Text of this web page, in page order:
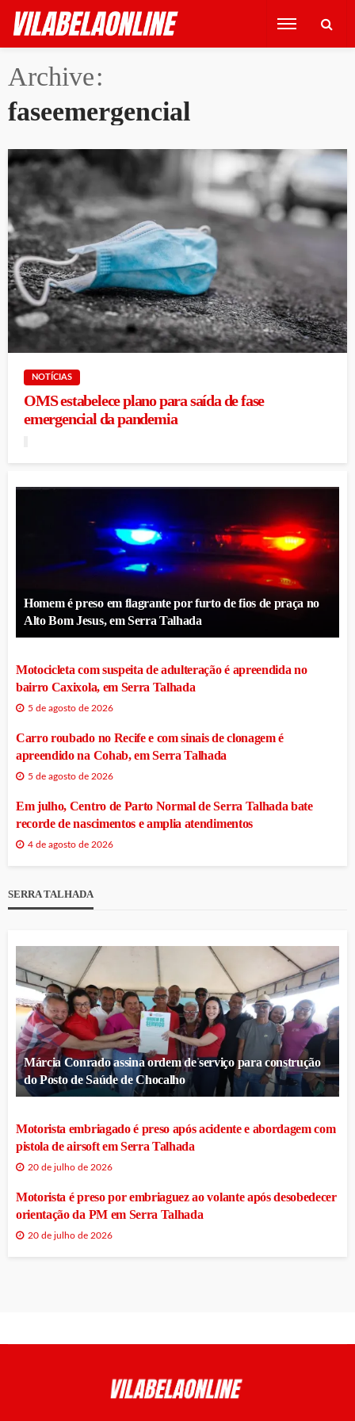
Archive
faseemergencial
NOTÍCIAS
OMS estabelece plano para saída de fase
emergencial da pandemia
Homem é preso em flagrante por furto de fios de praça no
Alto Bom Jesus, em Serra Talhada
Motocicleta com suspeita de adulteração é apreendida no
bairro Caxixola, em Serra Talhada
5 de agosto de 2026
Carro roubado no Recife e com sinais de clonagem é
apreendido na Cohab, em Serra Talhada
5 de agosto de 2026
Em julho, Centro de Parto Normal de Serra Talhada bate
recorde de nascimentos e amplia atendimentos
4 de agosto de 2026
SERRA TALHADA
Márcia Conrado assina ordem de serviço para construção
do Posto de Saúde de Chocalho
Motorista embriagado é preso após acidente e abordagem com
pistola de airsoft em Serra Talhada
20 de julho de 2026
Motorista é preso por embriaguez ao volante após desobedecer
orientação da PM em Serra Talhada
20 de julho de 2026